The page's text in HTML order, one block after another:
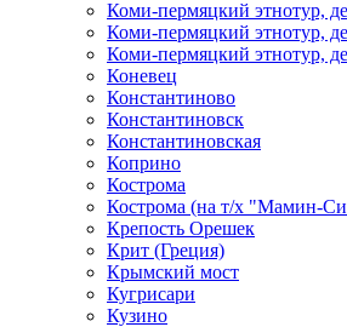
Коми-пермяцкий этнотур,
Коми-пермяцкий этнотур,
Коми-пермяцкий этнотур,
Коневец
Константиново
Константиновск
Константиновская
Коприно
Кострома
Кострома (на т/х "Мамин-
Крепость Орешек
Крит (Греция)
Крымский мост
Кугрисари
Кузино